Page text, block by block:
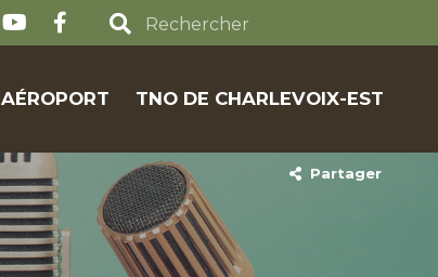
AÉROPORT TNO DE CHARLEVOIX-EST
Partager